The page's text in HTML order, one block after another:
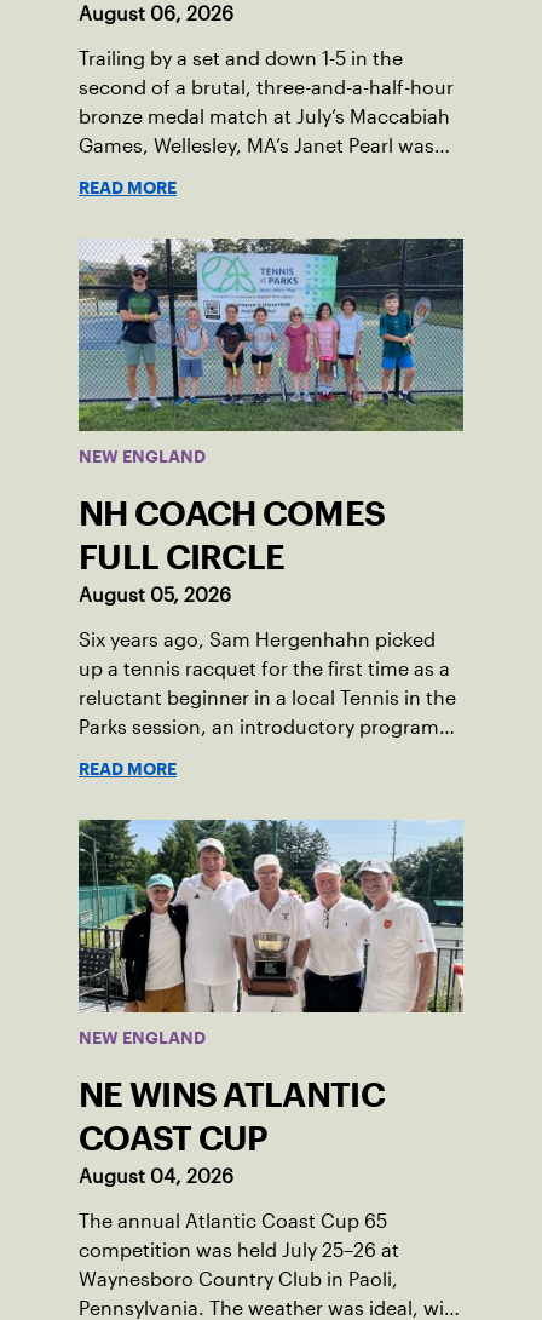
August 06, 2026
Trailing by a set and down 1-5 in the
second of a brutal, three-and-a-half-hour
bronze medal match at July’s Maccabiah
Games, Wellesley, MA’s Janet Pearl was
through a painful elbow injury on top of a
multi-year recovery from a knee injury,
the 61-year-old refused to give up. Relying
on the grit honed over years of
rehabilitation, she battled back point
after point to win the match and secure
the bronze for Maccabi USA, a non-profit
sponsoring the American delegation at
more than a win; it was the ultimate
symbol of perseverance and the official
end of her journey to recovery.
READ MORE
NEW ENGLAND
NH COACH COMES
FULL CIRCLE
August 05, 2026
Six years ago, Sam Hergenhahn picked
up a tennis racquet for the first time as a
reluctant beginner in a local Tennis in the
Parks session, an introductory program
time, he’s the one running the drills.
READ MORE
NEW ENGLAND
NE WINS ATLANTIC
COAST CUP
August 04, 2026
The annual Atlantic Coast Cup 65
competition was held July 25–26 at
Waynesboro Country Club in Paoli,
Pennsylvania. The weather was ideal, with